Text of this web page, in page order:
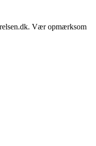
Vær opmærksom